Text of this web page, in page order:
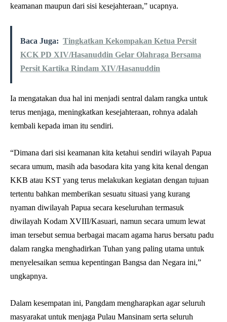
keamanan maupun dari sisi kesejahteraan,” ucapnya.
Baca Juga: Tingkatkan Kekompakan Ketua Persit
KCK PD XIV/Hasanuddin Gelar Olahraga Bersama
Persit Kartika Rindam XIV/Hasanuddin
Ia mengatakan dua hal ini menjadi sentral dalam rangka untuk
terus menjaga, meningkatkan kesejahteraan, rohnya adalah
kembali kepada iman itu sendiri.
“Dimana dari sisi keamanan kita ketahui sendiri wilayah Papua
secara umum, masih ada basodara kita yang kita kenal dengan
KKB atau KST yang terus melakukan kegiatan dengan tujuan
tertentu bahkan memberikan sesuatu situasi yang kurang
nyaman diwilayah Papua secara keseluruhan termasuk
diwilayah Kodam XVIII/Kasuari, namun secara umum lewat
iman tersebut semua berbagai macam agama harus bersatu padu
dalam rangka menghadirkan Tuhan yang paling utama untuk
menyelesaikan semua kepentingan Bangsa dan Negara ini,”
ungkapnya.
Dalam kesempatan ini, Pangdam mengharapkan agar seluruh
masyarakat untuk menjaga Pulau Mansinam serta seluruh